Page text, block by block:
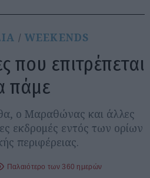
WEEKENDS
που επιτρέπεται
πάμε
ο Μαραθώνας και άλλες
εκδρομές εντός των ορίων
περιφέρειας.
Παλαιότερο των 360 ημερών